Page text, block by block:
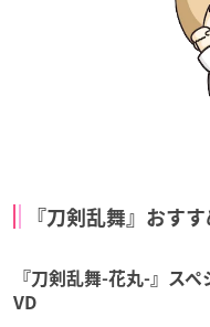
『刀剣乱舞』おす
『刀剣乱舞-花丸-』ス
VD